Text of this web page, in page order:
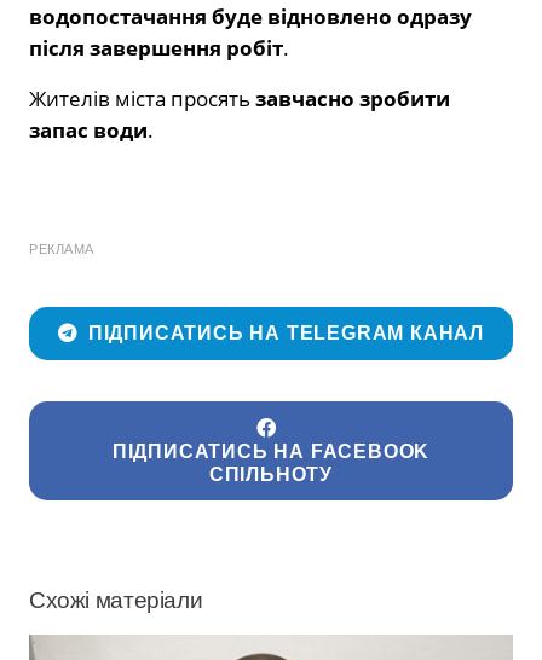
водопостачання буде відновлено одразу
після завершення робіт.
Жителів міста просять завчасно зробити
запас води.
РЕКЛАМА
ПІДПИСАТИСЬ НА TELEGRAM КАНАЛ
ПІДПИСАТИСЬ НА FACEBOOK
СПІЛЬНОТУ
Схожі матеріали